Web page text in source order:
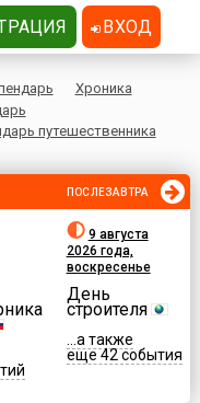
Хроника
путешественника
ПОСЛЕЗАВТРА
9 августа
2026 года,
воскресенье
День
строителя
...а также
еще 42 события
ВХОД